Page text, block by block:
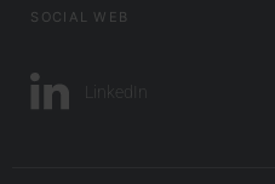
SOCIAL WEB
LinkedIn